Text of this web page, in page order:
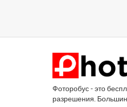
Фоторобус - это
разрешения.